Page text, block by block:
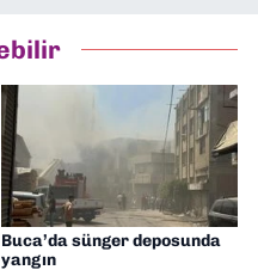
görev almaktayım. Hak
dair çalışmalar
Buca’da sünger deposunda
yangın